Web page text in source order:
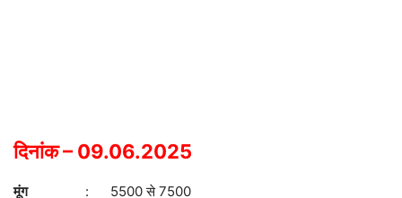
दिनांक – 09.06.2025
मूंग: 5500 से 7500